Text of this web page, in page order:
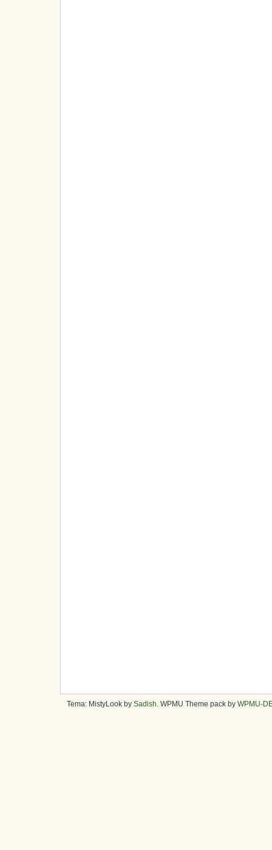
Tema: MistyLook by Sadish . WPMU Theme pack by WPMU-